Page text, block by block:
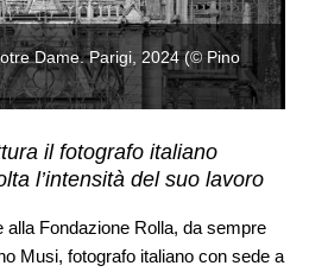
Dame. Parigi, 2024 (© Pino
il fotografo italiano
l’intensità del suo lavoro
alla Fondazione Rolla, da sempre
Musi, fotografo italiano con sede a